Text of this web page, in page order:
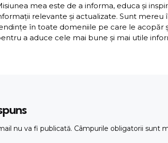
mea este de a informa, educa și
relevante și actualizate. Sunt mereu
în toate domeniile pe care le acopăr
a aduce cele mai bune și mai utile
nu va fi publicată. Câmpurile obligatorii sunt